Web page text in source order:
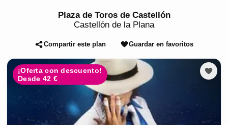
Plaza de Toros de Castellón
Castellón de la Plana
Compartir este plan Guardar en favoritos
¡Oferta con descuento!
Desde 42 €